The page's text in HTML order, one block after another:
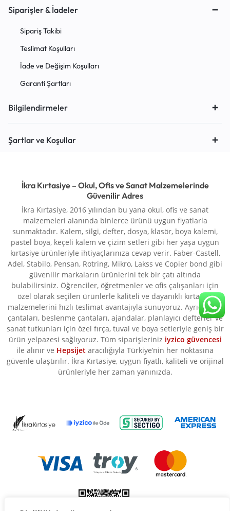
Siparişler & İadeler
Sipariş Takibi
Teslimat Koşulları
İade ve Değişim Koşulları
Garanti Şartları
Bilgilendirmeler
Şartlar ve Koşullar
İkra Kırtasiye – Okul, Ofis ve Sanat Malzemelerinde
Güvenilir Adres
İkra Kırtasiye, 2016 yılından bu yana okul, ofis ve sanat
malzemeleri alanında binlerce ürünü uygun fiyatlarla
sunmaktadır. Kalem, silgi, defter, dosya, klasör, boya kalemi,
pastel boya, keçeli kalem ve çizim setleri gibi her yaşa uygun
kırtasiye ürünleriyle ihtiyaçlarınıza cevap verir. Faber-Castell,
Adel, Stabilo, Pensan, Rotring, Mikro, Lakss ve Copier bond gibi
güvenilir markaların ürünlerini tek bir çatı altında
bulabilirsiniz. Öğrenciler, öğretmenler ve ofis çalışanları için
özel olarak seçilen ürünlerle kaliteli ve dayanıklı kırtasiye
malzemelerini hızlı teslimat avantajıyla sunuyoruz. Ayrıca okul
çantaları, beslenme çantaları, ajandalar, planlayıcı defterler ve
sanat tutkunları için özel fırça, tuval ve boya setleriyle geniş bir
ürün yelpazesi sağlıyoruz. Tüm siparişleriniz iyzico güvencesi
ile alınır ve Hepsijet aracılığıyla Türkiye’nin her noktasına
güvenle ulaştırılır. İkra Kırtasiye, uygun fiyatlı, kaliteli ve orijinal
ürünleriyle her zaman yanınızda.